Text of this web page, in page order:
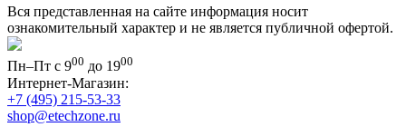
Вся представленная на сайте информация носит
ознакомительный характер и не является публичной офертой.
Пн–Пт с 900 до 1900
Интернет-Магазин:
+7 (495) 215-53-33
shop@etechzone.ru